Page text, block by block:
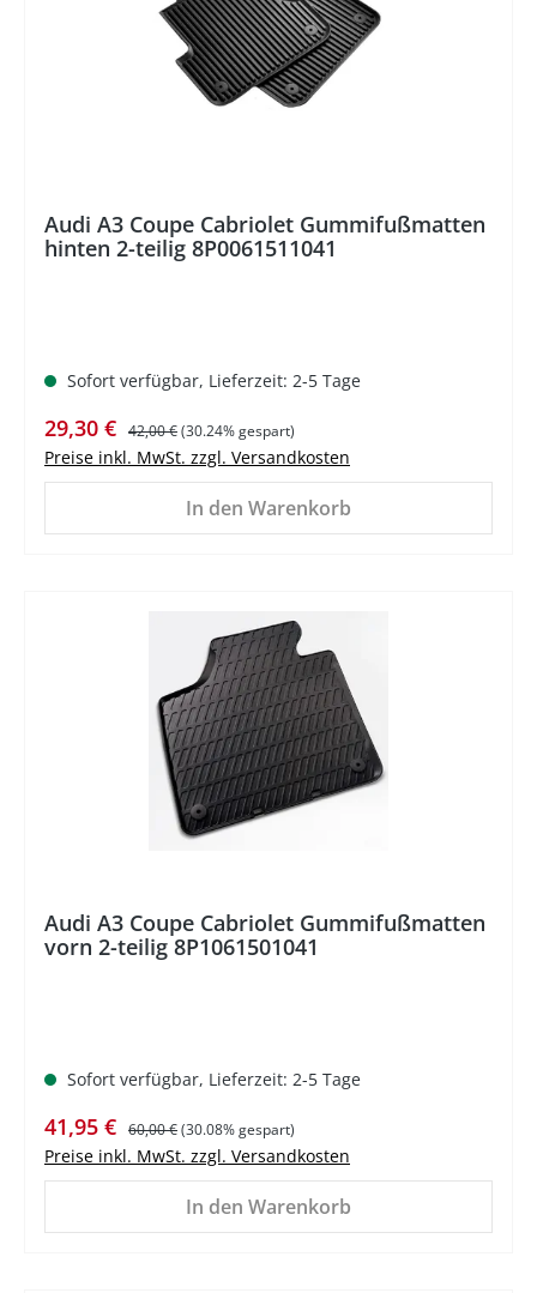
Audi A3 Coupe Cabriolet Gummifußmatten
hinten 2-teilig 8P0061511041
Sofort verfügbar, Lieferzeit: 2-5 Tage
Verkaufspreis:
29,30 € Regulärer Preis:
42,00 €(30.24% gespart)
Preise inkl. MwSt. zzgl. Versandkosten
In den Warenkorb
Audi A3 Coupe Cabriolet Gummifußmatten
vorn 2-teilig 8P1061501041
Sofort verfügbar, Lieferzeit: 2-5 Tage
Verkaufspreis:
41,95 € Regulärer Preis:
60,00 €(30.08% gespart)
Preise inkl. MwSt. zzgl. Versandkosten
In den Warenkorb